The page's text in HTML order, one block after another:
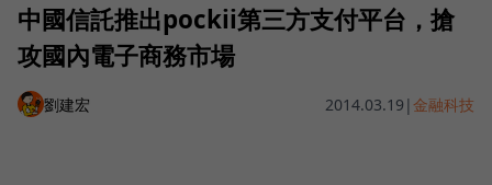
中國信託推出pockii第三方支付平台，搶
攻國內電子商務市場
劉建宏 2014.03.19 |金融科技